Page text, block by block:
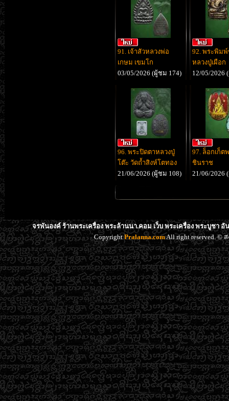
91. เจ้าสัวหลวงพ่อ
เกษม เขมโก
03/05/2026 (ผู้ชม 174)
92. พระพิม
หลวงปู่เผือก
12/05/2026
96. พระปิดตาหลวงปู่
โต๊ะ วัดถ้ำสิงห์โตทอง
21/06/2026 (ผู้ชม 108)
97. ล็อกเก็ต
ชินราช
21/06/2026
จรพันองค์ ร้านพระเครื่อง พระล้านนา.คอม เว็บ พระเครื่อง พระบูชา
CopyrightPralanna.comAll right reserved. ©